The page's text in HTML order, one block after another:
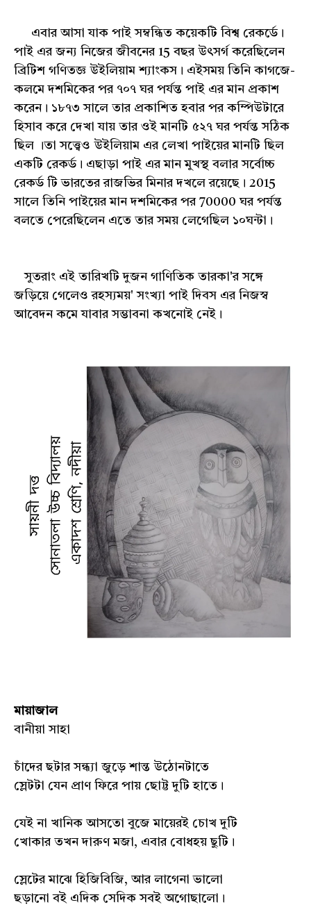
এবার আসা যাক পাই সম্বন্ধিত কয়েকটি বিশ্ব রেকর্ডে।
পাই এর জন্য নিজের জীবনের 15 বছর উৎসর্গ করেছিলেন
ব্রিটিশ গণিতজ্ঞ উইলিয়াম শ্যাংকস। এইসময় তিনি কাগজে-
কলমে দশমিকের পর ৭০৭ ঘর পর্যন্ত পাই এর মান প্রকাশ
করেন। ১৮৭৩ সালে তার প্রকাশিত হবার পর কম্পিউটারে
হিসাব করে দেখা যায় তার ওই মানটি ৫২৭ ঘর পর্যন্ত সঠিক
ছিল ।তা সত্ত্বেও উইলিয়াম এর লেখা পাইয়ের মানটি ছিল
একটি রেকর্ড। এছাড়া পাই এর মান মুখস্থ বলার সর্বোচ্চ
রেকর্ড টি ভারতের রাজভির মিনার দখলে রয়েছে। 2015
সালে তিনি পাইয়ের মান দশমিকের পর 70000 ঘর পর্যন্ত
বলতে পেরেছিলেন এতে তার সময় লেগেছিল ১০ঘন্টা।
সুতরাং এই তারিখটি দুজন গাণিতিক তারকা'র সঙ্গে
জড়িয়ে গেলেও রহস্যময়' সংখ্যা পাই দিবস এর নিজস্ব
আবেদন কমে যাবার সম্ভাবনা কখনোই নেই।
মায়াজাল
বানীয়া সাহা
চাঁদের ছটার সন্ধ্যা জুড়ে শান্ত উঠোনটাতে
স্লেটটা যেন প্রাণ ফিরে পায় ছোট্ট দুটি হাতে।
যেই না খানিক আসতো বুজে মায়েরই চোখ দুটি
খোকার তখন দারুণ মজা, এবার বোধহয় ছুটি।
স্লেটের মাঝে হিজিবিজি, আর লাগেনা ভালো
ছড়ানো বই এদিক সেদিক সবই অগোছালো।